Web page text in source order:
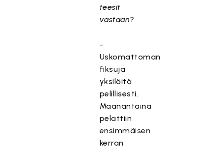
teesit
vastaan?
-
Uskomattoman
fiksuja
yksilöitä
pelillisesti.
Maanantaina
pelattiin
ensimmäisen
kerran